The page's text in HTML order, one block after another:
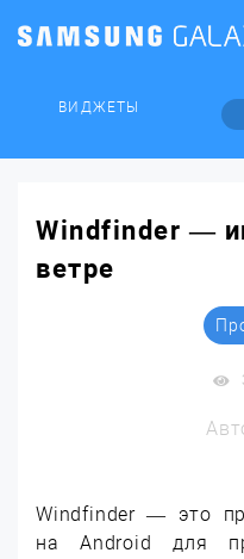
ВИДЖЕТЫ
Windfinder —
ветре
Windfinder — это
на Android для